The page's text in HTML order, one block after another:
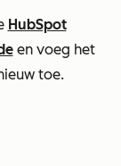
HubSpot
en voeg het
toe.